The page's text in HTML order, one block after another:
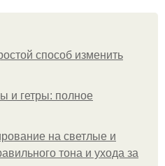
способ изменить
и гетры: полное
на светлые и
тона и ухода за